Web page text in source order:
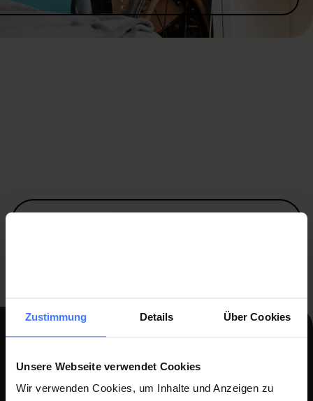
Zustimmung Details Über Cookies
Unsere Webseite verwendet Cookies
Wir verwenden Cookies, um Inhalte und Anzeigen zu
Gruppe.
Gemeinsam mit mehr als 2000 Spezialistinnen und Spezialisten aus